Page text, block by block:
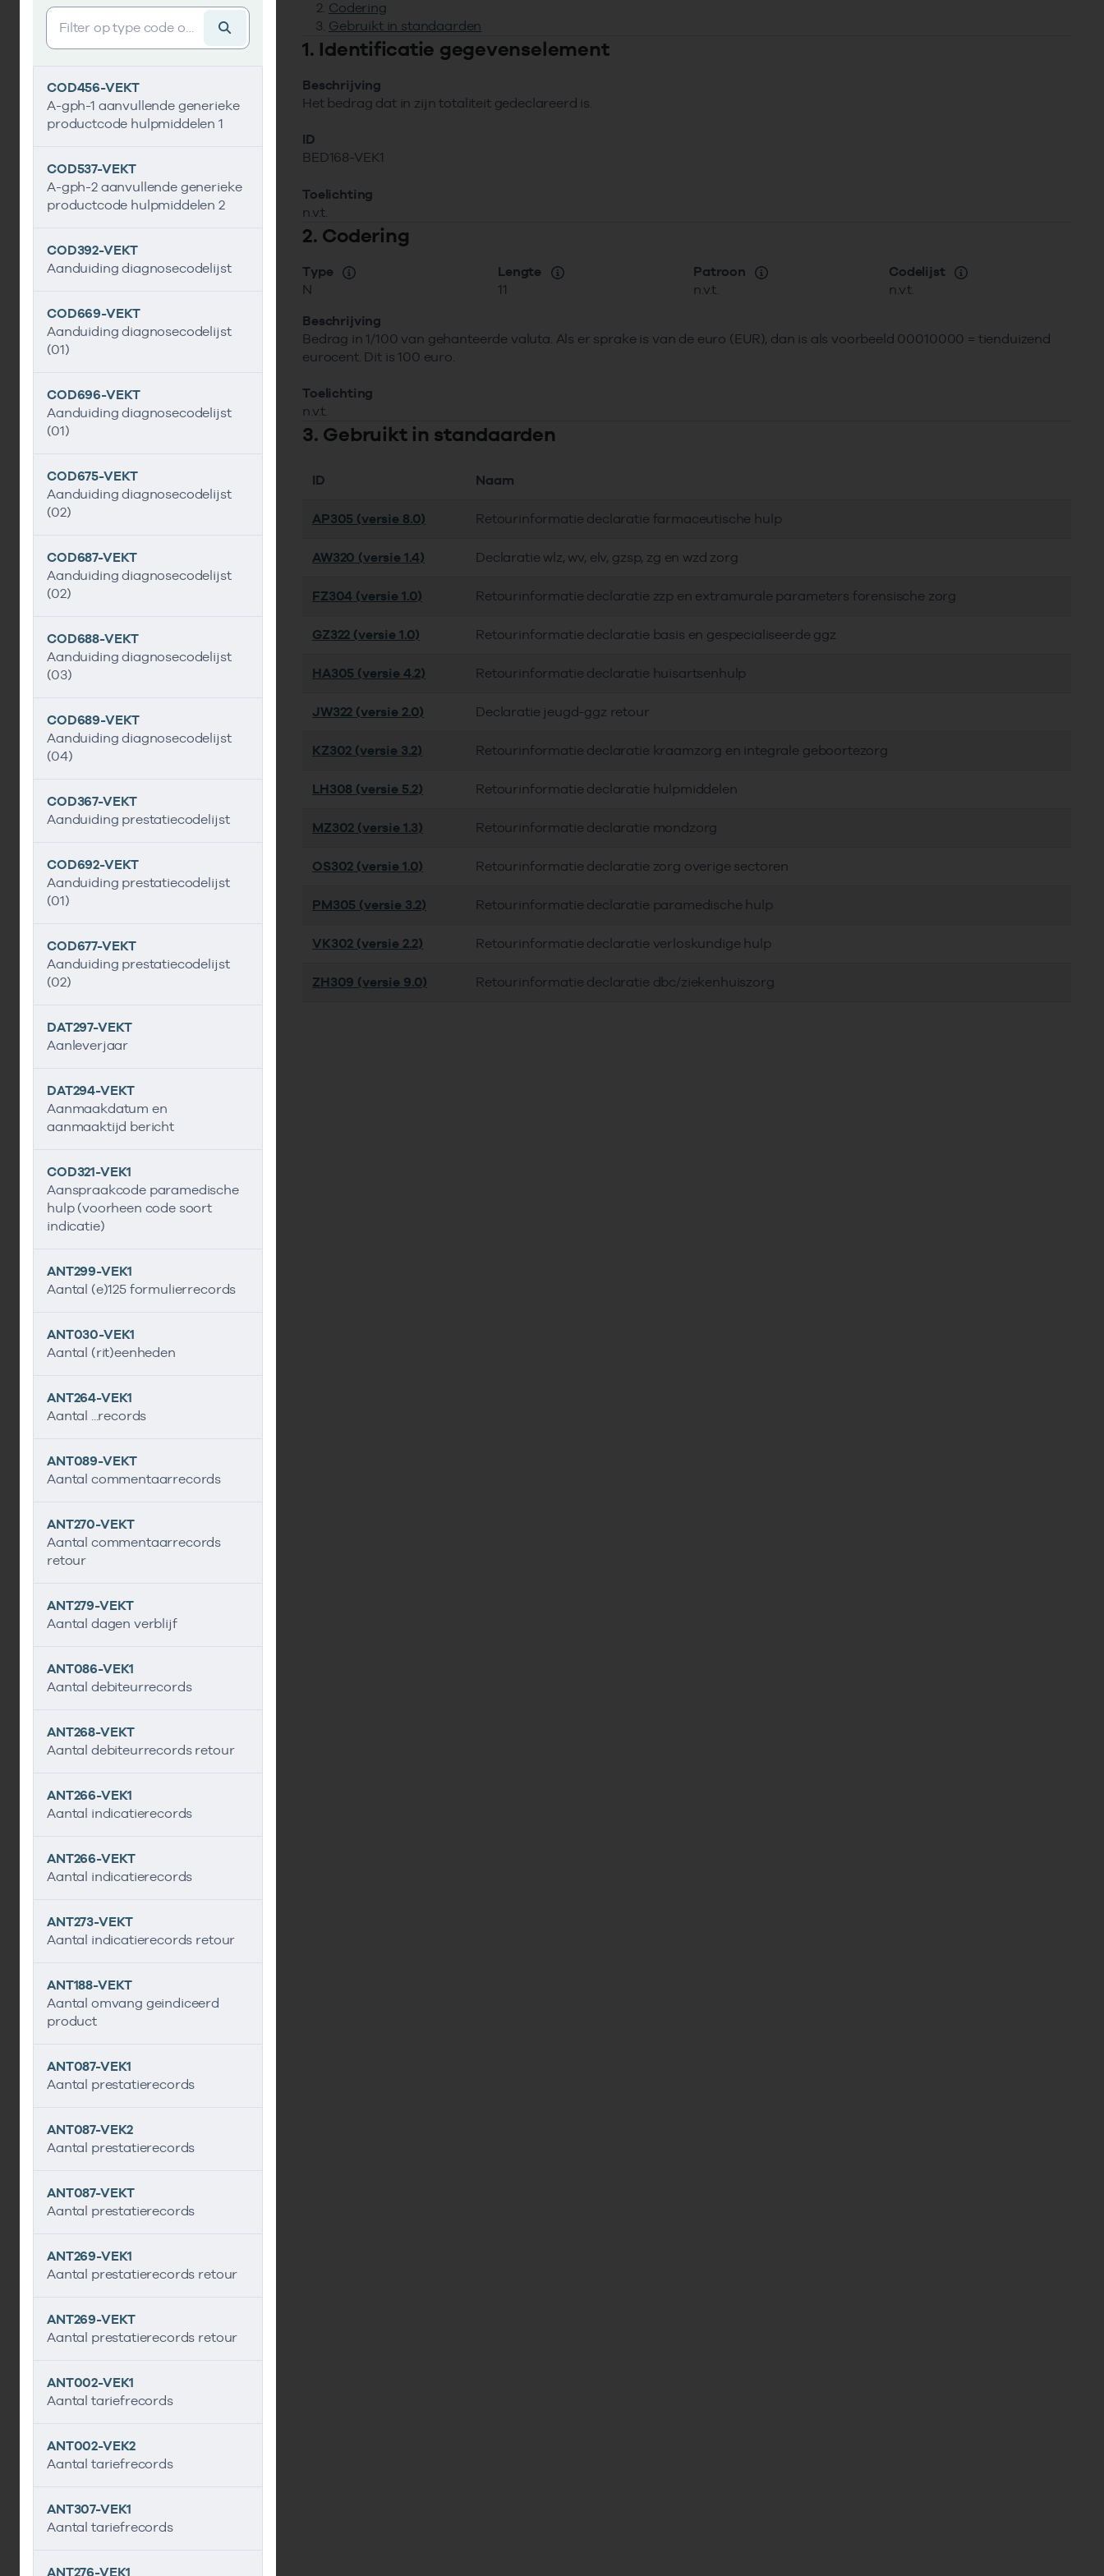
Vind gegevens&shy;element
COD456-VEKT
A-gph-1 aanvullende generieke
productcode hulpmiddelen 1
COD537-VEKT
A-gph-2 aanvullende generieke
productcode hulpmiddelen 2
COD392-VEKT
Aanduiding diagnosecodelijst
COD669-VEKT
Aanduiding diagnosecodelijst
(01)
COD696-VEKT
Aanduiding diagnosecodelijst
(01)
COD675-VEKT
Aanduiding diagnosecodelijst
(02)
COD687-VEKT
Aanduiding diagnosecodelijst
(02)
COD688-VEKT
Aanduiding diagnosecodelijst
(03)
COD689-VEKT
Aanduiding diagnosecodelijst
(04)
COD367-VEKT
Aanduiding prestatiecodelijst
COD692-VEKT
Aanduiding prestatiecodelijst
(01)
COD677-VEKT
Aanduiding prestatiecodelijst
(02)
DAT297-VEKT
Aanleverjaar
DAT294-VEKT
Aanmaakdatum en
aanmaaktijd bericht
COD321-VEK1
Aanspraakcode paramedische
hulp (voorheen code soort
indicatie)
ANT299-VEK1
Aantal (e)125 formulierrecords
ANT030-VEK1
Aantal (rit)eenheden
ANT264-VEK1
Aantal ...records
ANT089-VEKT
Aantal commentaarrecords
ANT270-VEKT
Aantal commentaarrecords
retour
ANT279-VEKT
Aantal dagen verblijf
ANT086-VEK1
Aantal debiteurrecords
ANT268-VEKT
Aantal debiteurrecords retour
ANT266-VEK1
Aantal indicatierecords
ANT266-VEKT
Aantal indicatierecords
ANT273-VEKT
Aantal indicatierecords retour
ANT188-VEKT
Aantal omvang geindiceerd
product
ANT087-VEK1
Aantal prestatierecords
ANT087-VEK2
Aantal prestatierecords
ANT087-VEKT
Aantal prestatierecords
ANT269-VEK1
Aantal prestatierecords retour
ANT269-VEKT
Aantal prestatierecords retour
ANT002-VEK1
Aantal tariefrecords
ANT002-VEK2
Aantal tariefrecords
ANT307-VEK1
Aantal tariefrecords
ANT276-VEK1
Codering
Gebruikt in standaarden
1. Identificatie gegevenselement
Beschrijving
Het bedrag dat in zijn totaliteit gedeclareerd is.
ID
BED168-VEK1
Toelichting
n.v.t.
2. Codering
Type
N
Lengte
11
Patroon
n.v.t.
Codelijst
n.v.t.
Beschrijving
Bedrag in 1/100 van gehanteerde valuta. Als er sprake is van de euro (EUR), dan is als voorbeeld 00010000 = tienduizend
eurocent. Dit is 100 euro.
Toelichting
n.v.t.
3. Gebruikt in standaarden
ID Naam
AP305 (versie 8.0) Retourinformatie declaratie farmaceutische hulp
AW320 (versie 1.4) Declaratie wlz, wv, elv, gzsp, zg en wzd zorg
FZ304 (versie 1.0) Retourinformatie declaratie zzp en extramurale parameters forensische zorg
GZ322 (versie 1.0) Retourinformatie declaratie basis en gespecialiseerde ggz
HA305 (versie 4.2) Retourinformatie declaratie huisartsenhulp
JW322 (versie 2.0) Declaratie jeugd-ggz retour
KZ302 (versie 3.2) Retourinformatie declaratie kraamzorg en integrale geboortezorg
LH308 (versie 5.2) Retourinformatie declaratie hulpmiddelen
MZ302 (versie 1.3) Retourinformatie declaratie mondzorg
OS302 (versie 1.0) Retourinformatie declaratie zorg overige sectoren
PM305 (versie 3.2) Retourinformatie declaratie paramedische hulp
VK302 (versie 2.2) Retourinformatie declaratie verloskundige hulp
ZH309 (versie 9.0) Retourinformatie declaratie dbc/ziekenhuiszorg